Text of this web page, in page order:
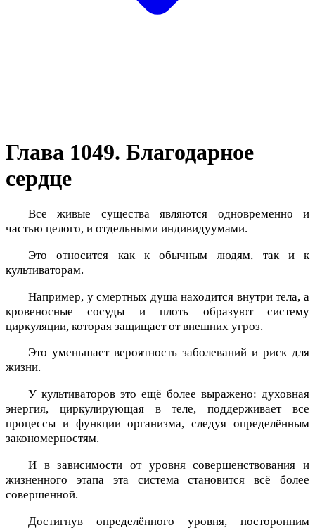
Глава 1049. Благодарное
сердце
Все живые существа являются одновременно и
частью целого, и отдельными индивидуумами.
Это относится как к обычным людям, так и к
культиваторам.
Например, у смертных душа находится внутри тела, а
кровеносные сосуды и плоть образуют систему
циркуляции, которая защищает от внешних угроз.
Это уменьшает вероятность заболеваний и риск для
жизни.
У культиваторов это ещё более выражено: духовная
энергия, циркулирующая в теле, поддерживает все
процессы и функции организма, следуя определённым
закономерностям.
И в зависимости от уровня совершенствования и
жизненного этапа эта система становится всё более
совершенной.
Достигнув определённого уровня, посторонним